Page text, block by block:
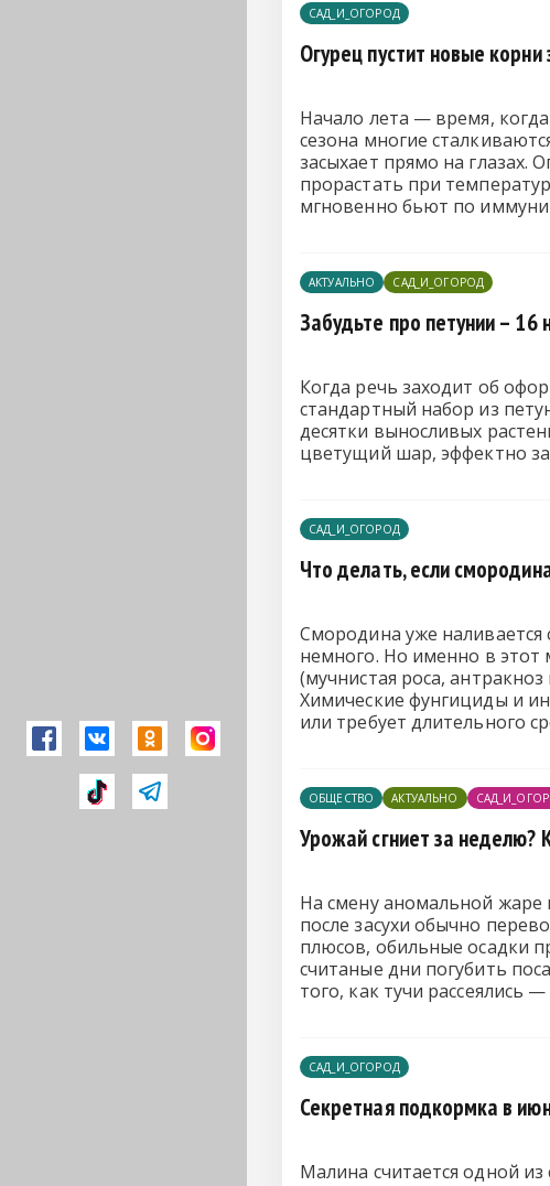
САД_И_ОГОРОД
Огурец пустит новые
Начало лета — время,
сезона многие
засыхает прямо на глазах.
прорастать при
мгновенно бьют по
АКТУАЛЬНО САД_И_ОГОРОД
Забудьте про петунии –
Когда речь заходит об
стандартный набор из
десятки выносливых
цветущий шар, эффектно
САД_И_ОГОРОД
Что делать, если
Смородина уже наливается
немного. Но именно в этот
(мучнистая роса,
Химические фунгициды и
или требует длительного
ОБЩЕСТВО АКТУАЛЬНО
Урожай сгниет за неделю?
На смену аномальной
после засухи обычно
плюсов, обильные осадки
считаные дни погубить
того, как тучи рассеялись
САД_И_ОГОРОД
Секретная подкормка в
Малина считается одной